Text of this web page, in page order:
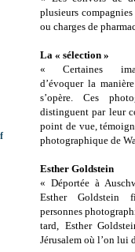
plusieurs
ou charges de
La « sélection »
« Certaines
d’évoquer la
s’opère. Ces
distinguent par leur
point de vue,
photographique de
Esther Goldstein
« Déportée à
Esther Goldstein
personnes
tard, Esther
Jérusalem où l’on lui